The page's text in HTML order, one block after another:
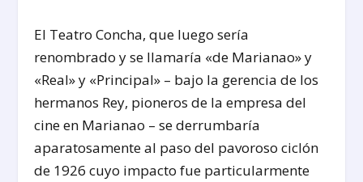
El Teatro Concha, que luego sería
renombrado y se llamaría «de Marianao» y
«Real» y «Principal» – bajo la gerencia de los
hermanos Rey, pioneros de la empresa del
cine en Marianao – se derrumbaría
aparatosamente al paso del pavoroso ciclón
de 1926 cuyo impacto fue particularmente